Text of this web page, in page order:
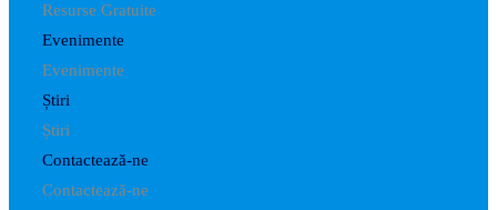
Resurse Gratuite
Evenimente
Evenimente
Știri
Știri
Contactează-ne
Contactează-ne